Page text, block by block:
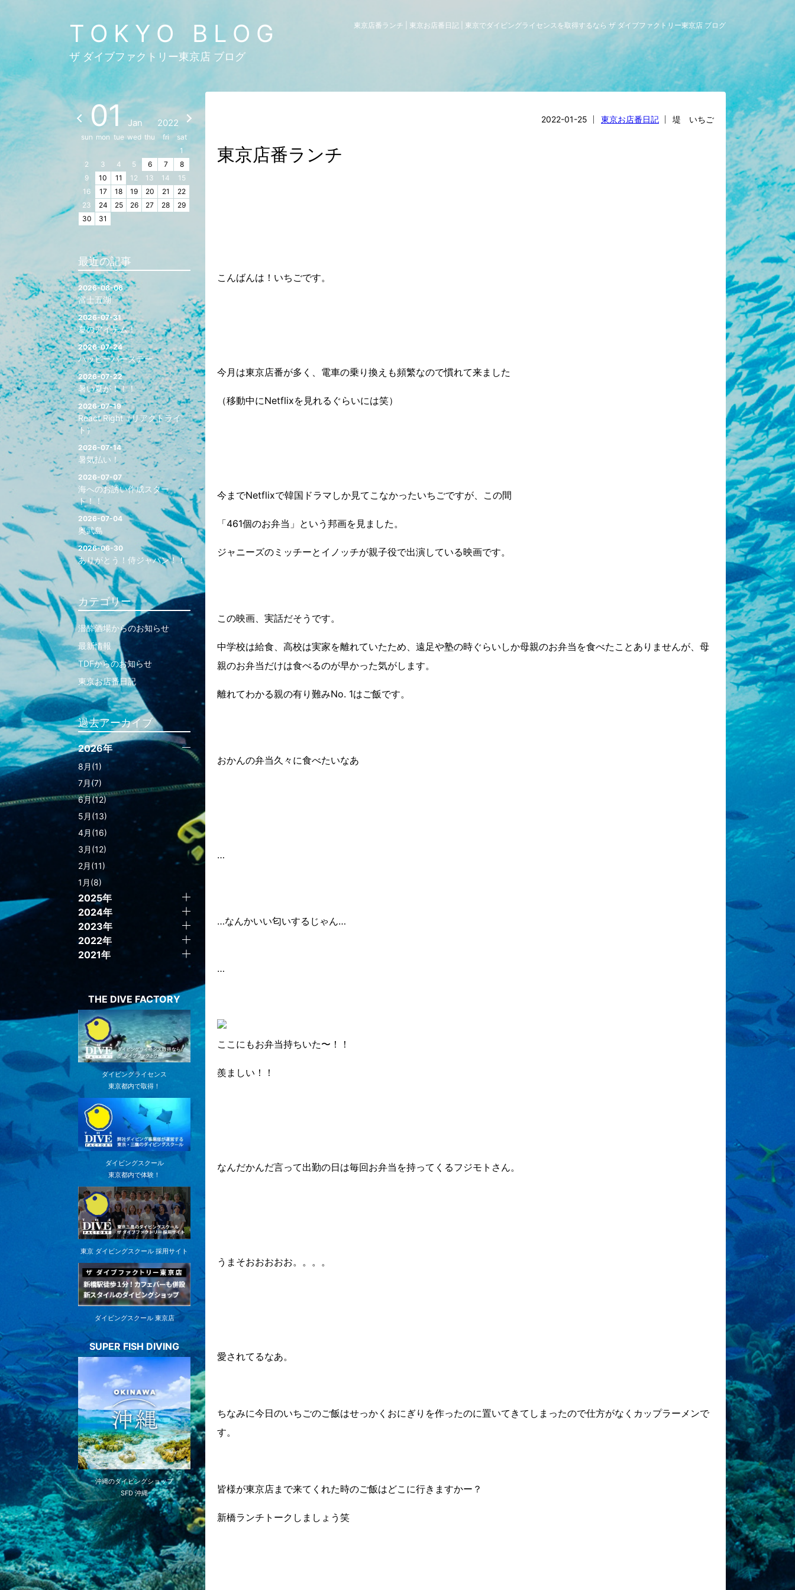
TOKYO BLOG
ザ ダイブファクトリー東京店 ブログ
東京店番ランチ | 東京お店番日記 | 東京でダイビングライセンスを取得するなら ザ ダイブファクトリー東京店 ブログ
2022-01-25 東京お店番日記 堤 いちご
東京店番ランチ
こんばんは！いちごです。
今月は東京店番が多く、電車の乗り換えも頻繁なので慣れて来ました
（移動中にNetflixを見れるぐらいには笑）
今までNetflixで韓国ドラマしか見てこなかったいちごですが、この間
「461個のお弁当」という邦画を見ました。
ジャニーズのミッチーとイノッチが親子役で出演している映画です。
この映画、実話だそうです。
中学校は給食、高校は実家を離れていたため、遠足や塾の時ぐらいしか母親のお弁当を食べたことありませんが、母
親のお弁当だけは食べるのが早かった気がします。
離れてわかる親の有り難みNo. 1はご飯です。
おかんの弁当久々に食べたいなあ
…
…なんかいい匂いするじゃん…
…
ここにもお弁当持ちいた〜！！
羨ましい！！
なんだかんだ言って出勤の日は毎回お弁当を持ってくるフジモトさん。
うまそおおおおお。。。。
愛されてるなあ。
ちなみに今日のいちごのご飯はせっかくおにぎりを作ったのに置いてきてしまったので仕方がなくカップラーメンで
す。
皆様が東京店まで来てくれた時のご飯はどこに行きますかー？
新橋ランチトークしましょう笑
01 Jan 2022
sun mon tue wed thu fri
sat
1
2
3 4 5 6 7
8
9
10 11 12 13 14
15
16
17 18 19 20 21
22
23
24 25 26 27 28
29
30
31
最近の記事
2026-08-06
富士五湖
2026-07-31
夏のアイテム！
2026-07-24
ハッピーバースデー
2026-07-22
暑い夏が！！！
2026-07-19
React Right（リアクトライ
ト）
2026-07-14
暑気払い！
2026-07-07
海へのお誘い作成スター
ト！！
2026-07-04
奥武島
2026-06-30
ありがとう！侍ジャパン！！
カテゴリー
潜酔酒場からのお知らせ
最新情報
TDFからのお知らせ
東京お店番日記
過去アーカイブ
2026年
8月(1)
7月(7)
6月(12)
5月(13)
4月(16)
3月(12)
2月(11)
1月(8)
2025年
2024年
2023年
2022年
2021年
THE DIVE FACTORY
ダイビングライセンス
東京都内で取得！
ダイビングスクール
東京都内で体験！
東京 ダイビングスクール 採用サイト
ダイビングスクール 東京店
SUPER FISH DIVING
沖縄のダイビングショップ
SFD 沖縄